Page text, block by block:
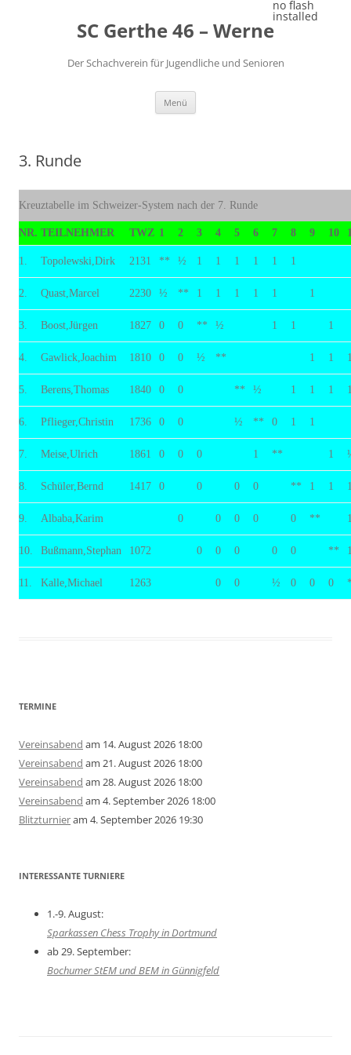
SC Gerthe 46 – Werne
Der Schachverein für Jugendliche und Senioren
Menü
3. Runde
Kreuztabelle im Schweizer-System nach der 7. Runde
NR. TEILNEHMER TWZ 1 2 3 4 5 6 7 8 9 10
1. Topolewski,Dirk 2131 ** ½ 1 1 1 1 1 1
2. Quast,Marcel 2230 ½ ** 1 1 1 1 1 1
3. Boost,Jürgen 1827 0 0 ** ½ 1 1 1
4. Gawlick,Joachim 1810 0 0 ½ ** 1 1
5. Berens,Thomas 1840 0 0 ** ½ 1 1 1
6. Pflieger,Christin 1736 0 0 ½ ** 0 1 1
7. Meise,Ulrich 1861 0 0 0 1 ** 1
8. Schüler,Bernd 1417 0 0 0 0 ** 1 1
9. Albaba,Karim 0 0 0 0 0 **
10. Bußmann,Stephan 1072 0 0 0 0 0 **
11. Kalle,Michael 1263 0 0 ½ 0 0 0
TERMINE
Vereinsabend am 14. August 2026 18:00
Vereinsabend am 21. August 2026 18:00
Vereinsabend am 28. August 2026 18:00
Vereinsabend am 4. September 2026 18:00
Blitzturnieram 4. September 2026 19:30
INTERESSANTE TURNIERE
1.-9. August:
Sparkassen Chess Trophy in Dortmund
ab 29. September:
Bochumer StEM und BEM in Günnigfeld
no flash
installed